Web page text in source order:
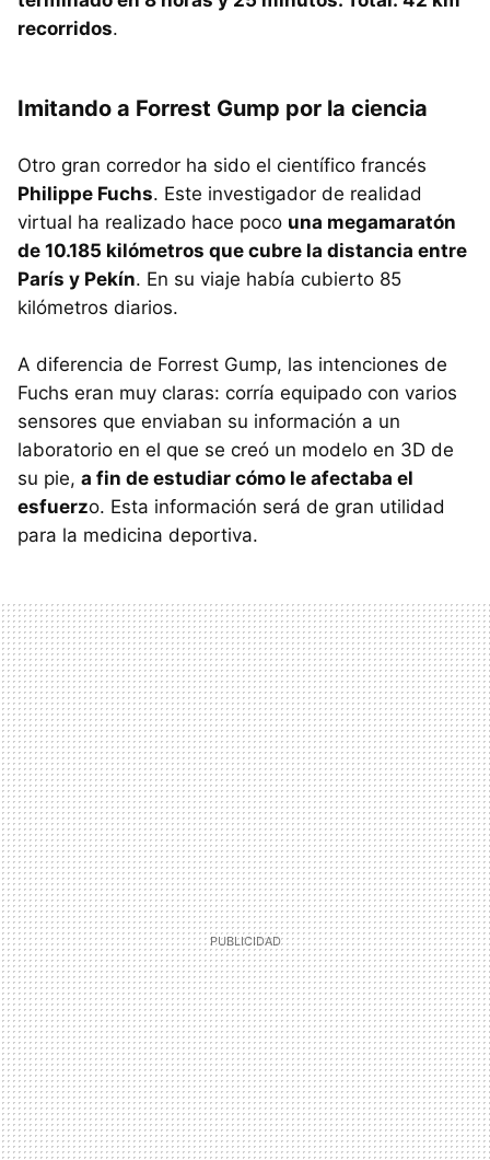
recorridos.
Imitando a Forrest Gump por la ciencia
Otro gran corredor ha sido el científico francés
Philippe Fuchs. Este investigador de realidad
virtual ha realizado hace poco una megamaratón
de 10.185 kilómetros que cubre la distancia entre
París y Pekín. En su viaje había cubierto 85
kilómetros diarios.
A diferencia de Forrest Gump, las intenciones de
Fuchs eran muy claras: corría equipado con varios
sensores que enviaban su información a un
laboratorio en el que se creó un modelo en 3D de
su pie, a fin de estudiar cómo le afectaba el
esfuerzo. Esta información será de gran utilidad
para la medicina deportiva.